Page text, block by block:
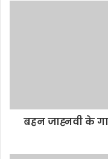
बहन जाह्नवी के